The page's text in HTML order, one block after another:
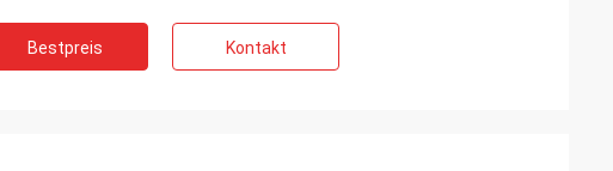
Bestpreis Kontakt